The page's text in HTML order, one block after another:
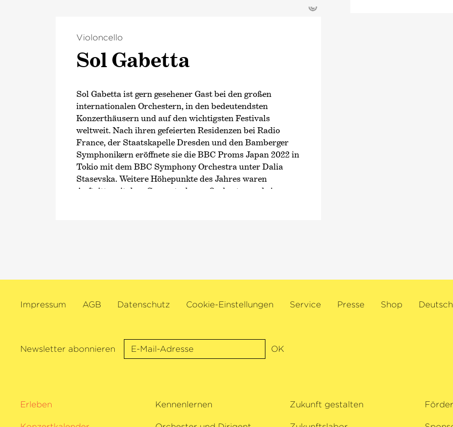
©
Violoncello
Sol Gabetta
Sol Gabetta ist gern gesehener Gast bei den großen
internationalen Orchestern, in den bedeutendsten
Konzerthäusern und auf den wichtigsten Festivals
weltweit. Nach ihren gefeierten Residenzen bei Radio
France, der Staatskapelle Dresden und den Bamberger
Symphonikern eröffnete sie die BBC Proms Japan 2022 in
Tokio mit dem BBC Symphony Orchestra unter Dalia
Stasevska. Weitere Höhepunkte des Jahres waren
Auftritte mit dem Concertgebouw-Orchester und eine
Als engagierte Verfechterin neuer Kompositionen für ihr
Francisco Coll auf. Jüngste Highlights ihrer
kammermusikalischen Projekte waren etwa Trioabende
Festival und bei der Schubertiade. Für ihre
›Dirigent des Jahres‹
Impressum AGB Datenschutz Cookie-Einstellungen Service Presse Shop Deutsch
Newsletter abonnieren OK
Erleben Kennenlernen Zukunft gestalten